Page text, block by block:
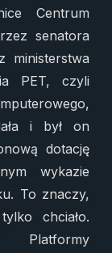
Centrum
senatora
ministerstwa
PET, czyli
i był on
dotację
wykazie
To znaczy,
chciało.
Platformy